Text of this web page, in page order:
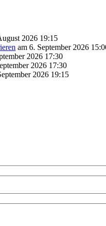
2026 19:15
am 6. September 2026
2026 17:30
2026 17:30
2026 19:15